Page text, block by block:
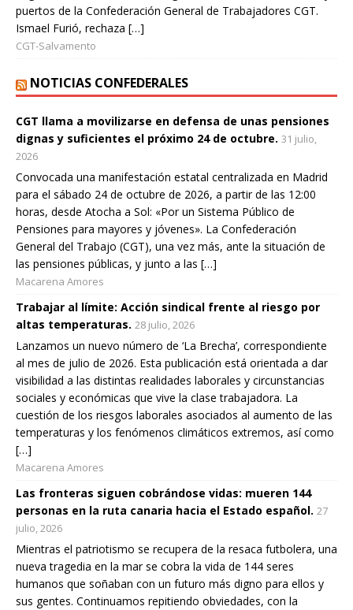
puertos de la Confederación General de Trabajadores CGT.
Ismael Furió, rechaza […]
CGT-Salvamento
NOTICIAS CONFEDERALES
CGT llama a movilizarse en defensa de unas pensiones
dignas y suficientes el próximo 24 de octubre. 31 julio,
2026
Convocada una manifestación estatal centralizada en Madrid
para el sábado 24 de octubre de 2026, a partir de las 12:00
horas, desde Atocha a Sol: «Por un Sistema Público de
Pensiones para mayores y jóvenes». La Confederación
General del Trabajo (CGT), una vez más, ante la situación de
las pensiones públicas, y junto a las […]
Macarena Amores
Trabajar al límite: Acción sindical frente al riesgo por
altas temperaturas. 28 julio, 2026
Lanzamos un nuevo número de ‘La Brecha’, correspondiente
al mes de julio de 2026. Esta publicación está orientada a dar
visibilidad a las distintas realidades laborales y circunstancias
sociales y económicas que vive la clase trabajadora. La
cuestión de los riesgos laborales asociados al aumento de las
temperaturas y los fenómenos climáticos extremos, así como
[…]
Macarena Amores
Las fronteras siguen cobrándose vidas: mueren 144
personas en la ruta canaria hacia el Estado español. 27
julio, 2026
Mientras el patriotismo se recupera de la resaca futbolera, una
nueva tragedia en la mar se cobra la vida de 144 seres
humanos que soñaban con un futuro más digno para ellos y
sus gentes. Continuamos repitiendo obviedades, con la